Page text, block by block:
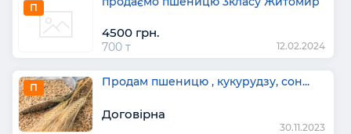
П
4500 грн.
700 т 12.02.2024
П Продам пшеницю , кукурудзу, сон...
Договірна
30.11.2023